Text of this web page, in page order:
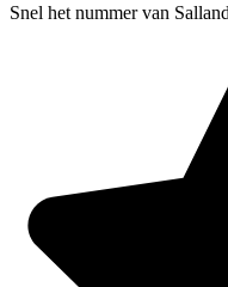
Snel het nummer van